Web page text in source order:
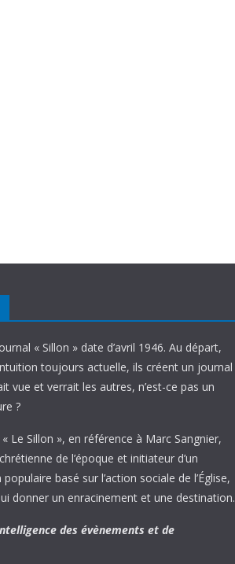
« Sillon » date d’avril 1946. Au départ,
toujours actuelle, ils créent un journal
vue et verrait les autres, n’est-ce pas un
?
Le Sillon », en référence à Marc Sangnier,
de l’époque et initiateur d’un
basé sur l’action sociale de l’Église,
donner un enracinement et une destination.
des évènements et de